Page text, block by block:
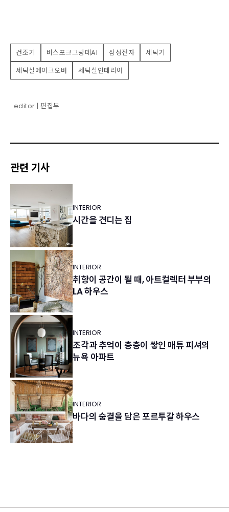
건조기 비스포크그랑데AI 삼성전자
세탁기
세탁실메이크오버
세탁실인테리어
editor | 편집부
관련 기사
INTERIOR
시간을 견디는 집
INTERIOR
취향이 공간이 될 때, 아트컬렉터 부부의
LA 하우스
INTERIOR
조각과 추억이 층층이 쌓인 매튜 피셔의
뉴욕 아파트
INTERIOR
바다의 숨결을 담은 포르투갈 하우스